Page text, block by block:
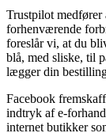
Trustpilot medfører
forhenværende
foreslår vi, at du
blå, med sliske, til
lægger din
Facebook
indtryk af e-
internet butikker